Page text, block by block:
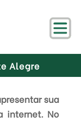
Alegre
sua
internet. No